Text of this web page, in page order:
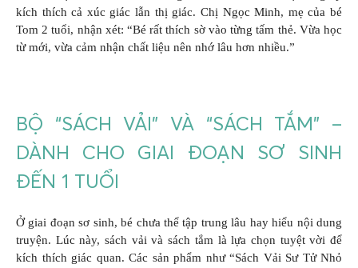
kích thích cả xúc giác lẫn thị giác. Chị Ngọc Minh, mẹ của bé
Tom 2 tuổi, nhận xét: “Bé rất thích sờ vào từng tấm thẻ. Vừa học
từ mới, vừa cảm nhận chất liệu nên nhớ lâu hơn nhiều.”
BỘ “SÁCH VẢI” VÀ “SÁCH TẮM” –
DÀNH CHO GIAI ĐOẠN SƠ SINH
ĐẾN 1 TUỔI
Ở giai đoạn sơ sinh, bé chưa thể tập trung lâu hay hiểu nội dung
truyện. Lúc này, sách vải và sách tắm là lựa chọn tuyệt vời để
kích thích giác quan. Các sản phẩm như “Sách Vải Sư Tử Nhỏ